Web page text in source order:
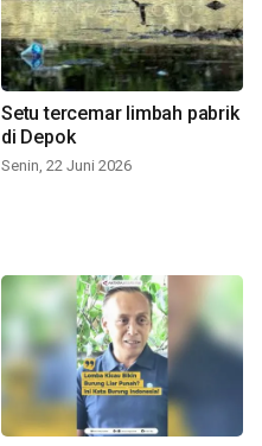
Setu tercemar limbah pabrik
di Depok
Senin, 22 Juni 2026